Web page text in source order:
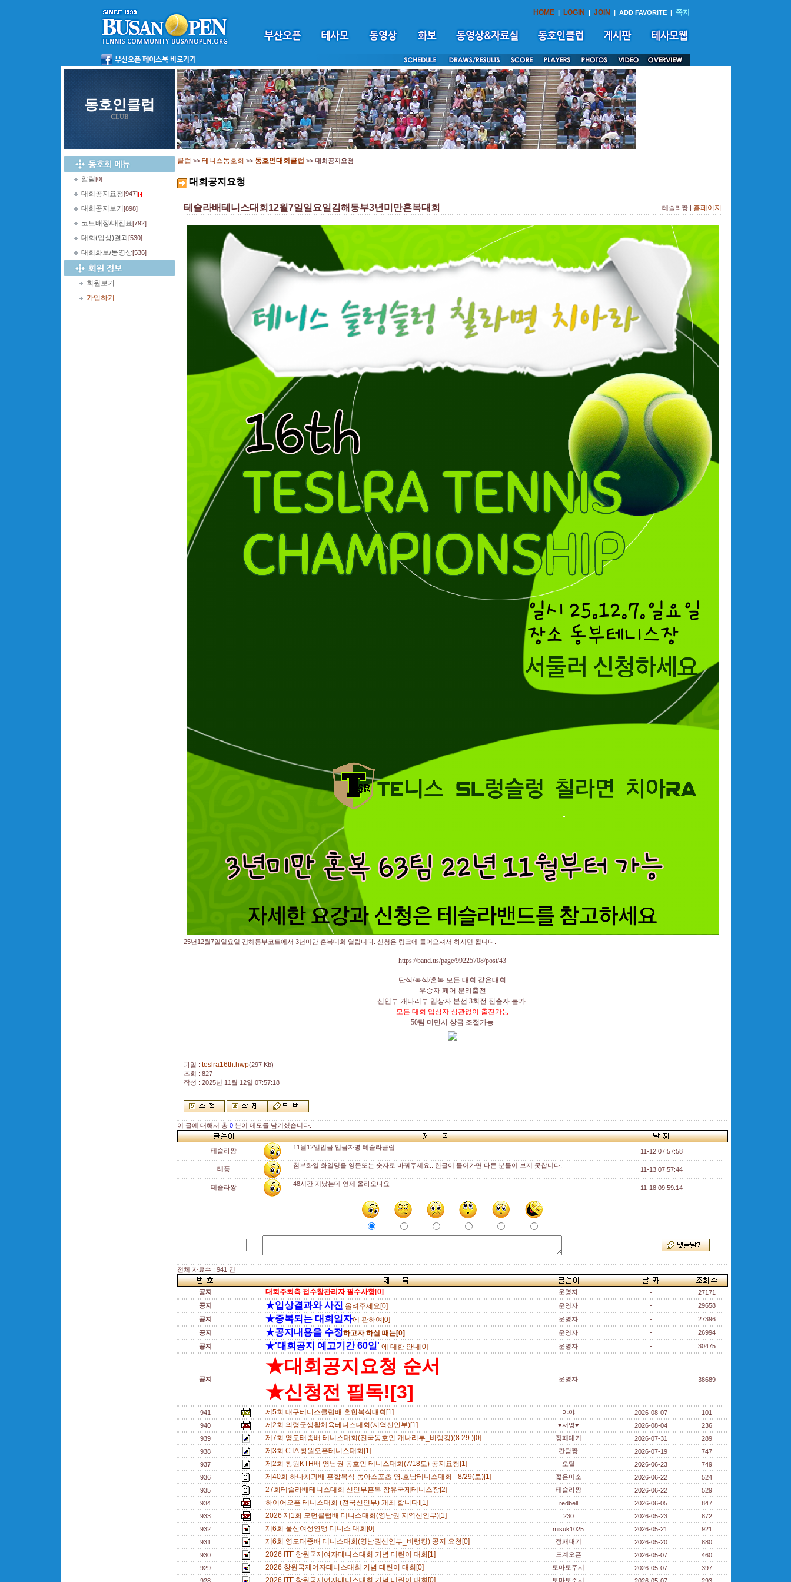
HOME | LOGIN | JOIN | ADD FAVORITE | 쪽지
동호인클럽
CLUB
알림[0]
대회공지요청[947]
대회공지보기 [898]
코트배정/대진표[792]
대회(입상)결과[530]
대회화보/동영상[536]
회원보기
가입하기
클럽 >> 테니스동호회 >> 동호인대회클럽 >> 대회공지요청
대회공지요청
테슬라배테니스대회12월7일일요일김해동부3년미만혼복대회 테슬라짱 | 홈페이지
25년12월7일일요일 김해동부코트에서 3년미만 혼복대회 열립니다. 신청은 링크에 들어오셔서 하시면 됩니다.
https://band.us/page/99225708/post/43
단식/복식/혼복 모든 대회 같은대회
우승자 페어 분리출전
신인부.개나리부 입상자 본선 3회전 진출자 불가.
모든 대회 입상자 상관없이 출전가능
50팀 미만시 상금 조절가능
파일 : teslra16th.hwp(297 Kb)
조회 : 827
작성 : 2025년 11월 12일 07:57:18
이 글에 대해서 총 0분이 메모를 남기셨습니다.
테슬라짱 11월12일입금 입금자명 테슬라클럽
11-12 07:57:58
태풍 첨부화일 화일명을 영문또는 숫자로 바꿔주세요.. 한글이 들어가면 다른 분들이 보지 못합니다.
11-13 07:57:44
테슬라짱 48시간 지났는데 언제 올라오나요
11-18 09:59:14
전체 자료수 : 941 건
공지 대회주최측 접수창관리자 필수사항[0] 운영자 -
27171
공지
★입상결과와 사진 올려주세요[0] 운영자 -
29658
공지
★중복되는 대회일자에 관하여[0] 운영자 -
27396
공지
★공지내용을 수정하고자 하실 때는[0] 운영자 -
26994
공지
★'대회공지 예고기간 60일' 에 대한 안내[0] 운영자 - 30475
공지
★대회공지요청 순서
★신청전 필독![3]
운영자 - 38689
941 제5회 대구테니스클럽배 혼합복식대회[1] 야야 2026-08-07
101
940
제2회 의령군생활체육테니스대회(지역신인부)[1] ♥서영♥ 2026-08-04
236
939
제7회 영도태종배 테니스대회(전국동호인 개나리부_비랭킹)(8.29.)[0] 정패대기 2026-07-31
289
938
제3회 CTA 창원오픈테니스대회[1] 간담짱 2026-07-19
747
937
제2회 창원KTH배 영남권 동호인 테니스대회(7/18토) 공지요청[1] 오달 2026-06-23
749
936
제40회 하나치과배 혼합복식 동아스포츠 영.호남테니스대회 - 8/29(토)[1] 젊은미소 2026-06-22
524
935
27회테슬라배테니스대회 신인부혼복 장유국제테니스장[2] 테슬라짱 2026-06-22
529
934
하이어오픈 테니스대회 (전국신인부) 개최 합니다![1] redbell 2026-06-05
847
933
2026 제1회 모던클럽배 테니스대회(영남권 지역신인부)[1] 230 2026-05-23
872
932
제6회 울산여성연맹 테니스 대회[0] misuk1025 2026-05-21
921
931
제6회 영도태종배 테니스대회(영남권신인부_비랭킹) 공지 요청[0] 정패대기 2026-05-20
880
930
2026 ITF 창원국제여자테니스대회 기념 테린이 대회[1] 도계오픈 2026-05-07
460
929
2026 창원국제여자테니스대회 기념 테린이 대회[0] 토마토주시 2026-05-07
397
2026 ITF 창원국제여자테니스대회 기념 테린이 대회[0] 토마토주시